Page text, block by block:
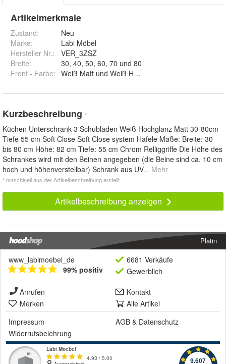
Artikelmerkmale
Zustand:
Neu
Marke:
Labi Möbel
Hersteller Nr.:
VER_3ZSZ
Breite:
30, 40, 50, 60, 70 und 80
Front - Farbe: Weiß Matt und Weiß Hochglanz
Kurzbeschreibung *
Küchen Unterschrank 3 Schubladen Weiß Hochglanz Matt 30-80cm
Tiefe 55 cm Soft Close Soft Close system Hafele Maße: Breite: 30
bis 80 cm Höhe: 82 cm Tiefe: 55 cm Chrom Relliggriffe Die Höhe des
Schrankes wird mit den Beinen angegeben (die Beine sind ca. 10 cm
hoch und höhenverstellbar) Schrank aus UV... Mehr
* maschinell aus der Artikelbeschreibung erstellt
Artikelbeschreibung anzeigen
Platin
www_labimoebel_de
99% positiv
6681 Verkäufe
Gewerblich
Anrufen
Kontakt
Merken
Alle Artikel
Impressum
AGB & Datenschutz
Widerrufsbelehrung